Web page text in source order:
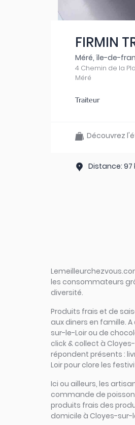
FIRMIN
Méré, île-de-
4 Chemin de la
Méré
Traiteur
Découvrez
Distance: 97
les consommateurs
diversité.
Produits frais et de
aux diners en famille.
sur-le-Loir ou de
click & collect à
répondent présents :
Loir pour clore les
Ici ou ailleurs, les
commande de poisson
produits frais des
domicile à Cloyes-sur-